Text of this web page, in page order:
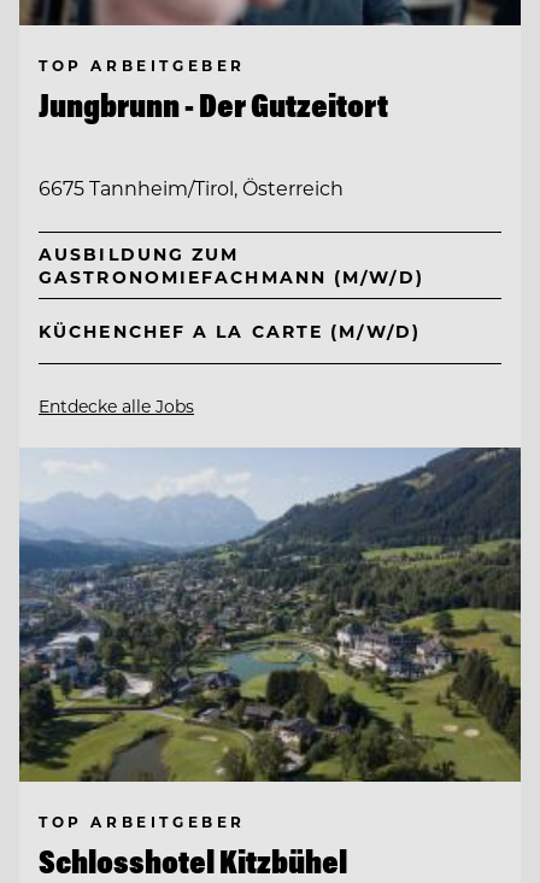
TOP ARBEITGEBER
Jungbrunn - Der Gutzeitort
6675 Tannheim/Tirol, Österreich
AUSBILDUNG ZUM
GASTRONOMIEFACHMANN (M/W/D)
KÜCHENCHEF A LA CARTE (M/W/D)
Entdecke alle Jobs
TOP ARBEITGEBER
Schlosshotel Kitzbühel